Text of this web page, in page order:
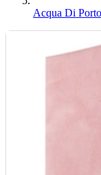
Acqua Di